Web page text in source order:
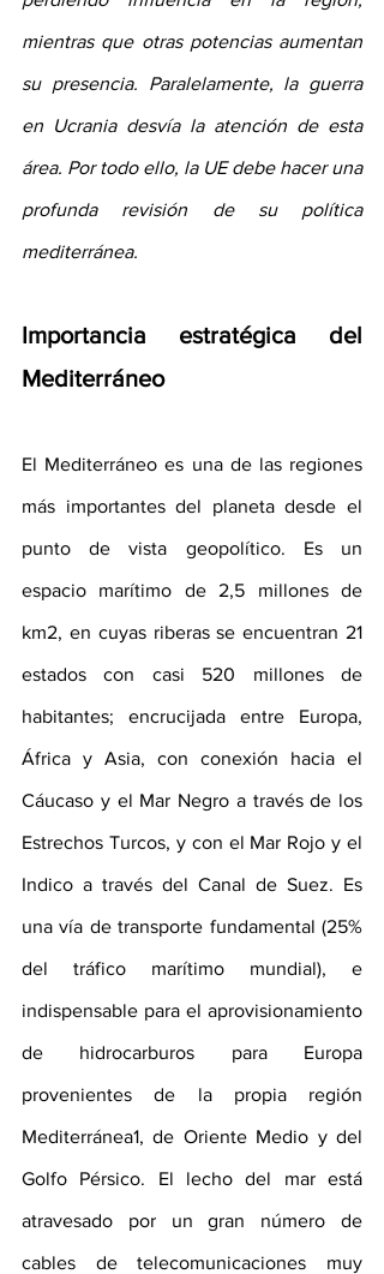
mientras que otras potencias aumentan
su presencia. Paralelamente, la guerra
en Ucrania desvía la atención de esta
área. Por todo ello, la UE debe hacer una
profunda revisión de su política
mediterránea.
Importancia estratégica del
Mediterráneo
El Mediterráneo es una de las regiones
más importantes del planeta desde el
punto de vista geopolítico. Es un
espacio marítimo de 2,5 millones de
km2, en cuyas riberas se encuentran 21
estados con casi 520 millones de
habitantes; encrucijada entre Europa,
África y Asia, con conexión hacia el
Cáucaso y el Mar Negro a través de los
Estrechos Turcos, y con el Mar Rojo y el
Indico a través del Canal de Suez. Es
una vía de transporte fundamental (25%
del tráfico marítimo mundial), e
indispensable para el aprovisionamiento
de hidrocarburos para Europa
provenientes de la propia región
Mediterránea1, de Oriente Medio y del
Golfo Pérsico. El lecho del mar está
atravesado por un gran número de
cables de telecomunicaciones muy